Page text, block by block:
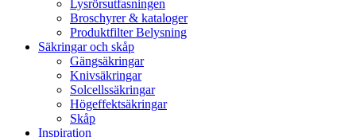
Lysrörsutfasningen
Broschyrer & kataloger
Produktfilter Belysning
Säkringar och skåp
Gängsäkringar
Knivsäkringar
Solcellssäkringar
Högeffektsäkringar
Skåp
Inspiration